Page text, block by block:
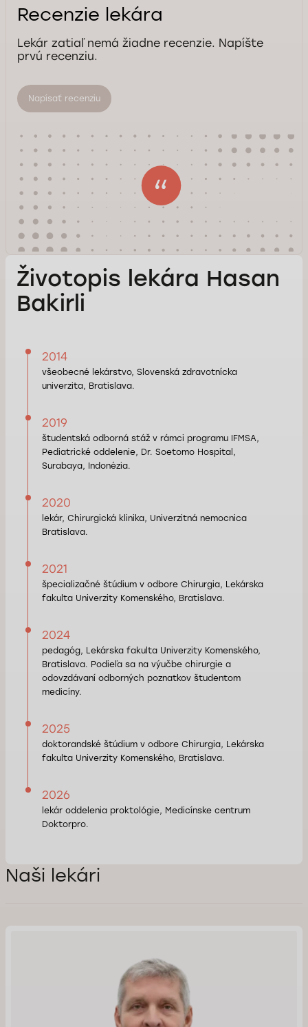
Recenzie lekára
Lekár zatiaľ nemá žiadne recenzie. Napíšte
prvú recenziu.
Napísať recenziu
Životopis lekára Hasan
Bakirli
2014
všeobecné lekárstvo, Slovenská zdravotnícka
univerzita, Bratislava.
2019
študentská odborná stáž v rámci programu IFMSA,
Pediatrické oddelenie, Dr. Soetomo Hospital,
Surabaya, Indonézia.
2020
lekár, Chirurgická klinika, Univerzitná nemocnica
Bratislava.
2021
špecializačné štúdium v odbore Chirurgia, Lekárska
fakulta Univerzity Komenského, Bratislava.
2024
pedagóg, Lekárska fakulta Univerzity Komenského,
Bratislava. Podieľa sa na výučbe chirurgie a
odovzdávaní odborných poznatkov študentom
medicíny.
2025
doktorandské štúdium v odbore Chirurgia, Lekárska
fakulta Univerzity Komenského, Bratislava.
2026
lekár oddelenia proktológie, Medicínske centrum
Doktorpro.
Naši lekári